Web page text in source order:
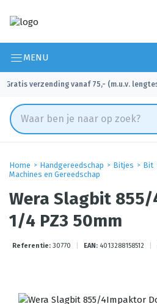
MENU
Gratis verzending vanaf 75,- (m.u.v.
Home Handgereedschap Bitjes Bit
Machines en Gereedschap
Wera Slagbit
1/4 PZ3 50mm
Referentie: 30770 EAN: 4013288158512